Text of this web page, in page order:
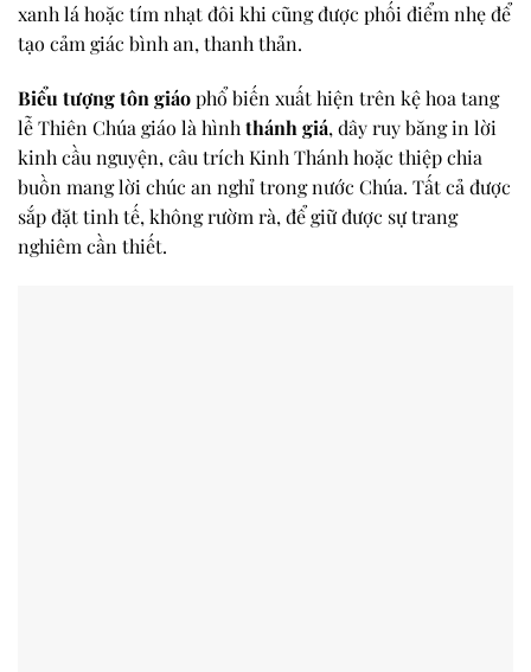
xanh lá hoặc tím nhạt đôi khi cũng được phối điểm nhẹ để
tạo cảm giác bình an, thanh thản.
Biểu tượng tôn giáophổ biến xuất hiện trên kệ hoa tang
lễ Thiên Chúa giáo là hình thánh giá, dây ruy băng in lời
kinh cầu nguyện, câu trích Kinh Thánh hoặc thiệp chia
buồn mang lời chúc an nghỉ trong nước Chúa. Tất cả được
sắp đặt tinh tế, không rườm rà, để giữ được sự trang
nghiêm cần thiết.